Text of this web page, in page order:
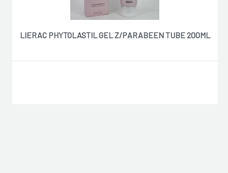
LIERAC PHYTOLASTIL GEL Z/PARABEEN TUBE 200ML